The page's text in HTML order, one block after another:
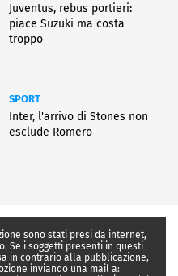
Juventus, rebus portieri:
piace Suzuki ma costa
troppo
SPORT
Inter, l'arrivo di Stones non
esclude Romero
sono stati presi da internet,
Se i soggetti presenti in questi
in contrario alla pubblicazione,
inviando una mail a: